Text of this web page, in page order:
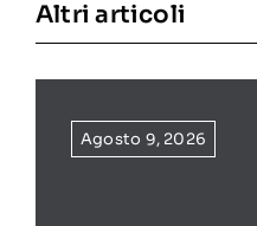
Altri articoli
Agosto 9, 2026